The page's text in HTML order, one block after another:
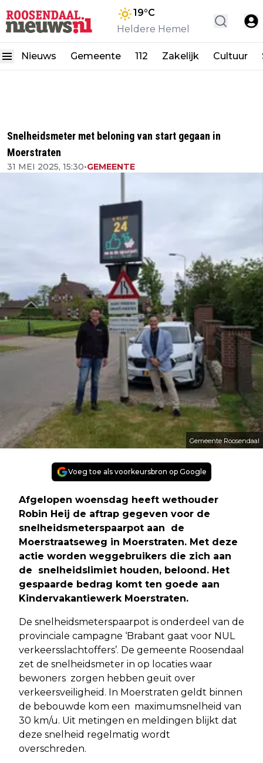
19°C
Heldere Hemel
Nieuws Gemeente 112 Zakelijk Cultuur
Snelheidsmeter met beloning van start gegaan in
Moerstraten
31 MEI 2025, 15:30•GEMEENTE
Gemeente Roosendaal
Voeg toe als voorkeursbron op Google
Afgelopen woensdag heeft wethouder
Robin Heij de aftrap gegeven voor de
snelheidsmeterspaarpot aan de
Moerstraatseweg in Moerstraten. Met deze
actie worden weggebruikers die zich aan
de snelheidslimiet houden, beloond. Het
gespaarde bedrag komt ten goede aan
Kindervakantiewerk Moerstraten.
De snelheidsmeterspaarpot is onderdeel van de
provinciale campagne ‘Brabant gaat voor NUL
verkeersslachtoffers’. De gemeente Roosendaal
zet de snelheidsmeter in op locaties waar
bewoners zorgen hebben geuit over
verkeersveiligheid. In Moerstraten geldt binnen
de bebouwde kom een maximumsnelheid van
30 km/u. Uit metingen en meldingen blijkt dat
deze snelheid regelmatig wordt
overschreden.